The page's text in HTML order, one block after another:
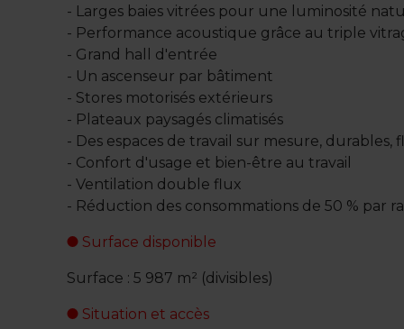
- Larges baies vitrées pour une luminosité
- Performance acoustique grâce au triple
- Grand hall d'entrée
- Un ascenseur par bâtiment
- Stores motorisés extérieurs
- Plateaux paysagés climatisés
- Des espaces de travail sur mesure,
- Confort d'usage et bien-être au travail
- Ventilation double flux
- Réduction des consommations de 50 % par
Surface disponible
Surface : 5 987 m² (divisibles)
Situation et accès